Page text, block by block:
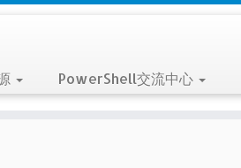
PowerShell交流中心